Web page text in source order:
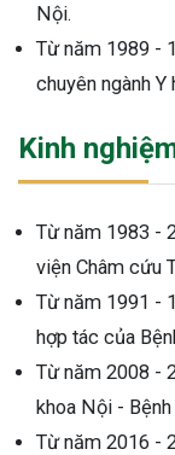
Nội.
Từ năm 1989 -
chuyên ngành
Kinh
Từ năm 1983 -
viện Châm cứu
Từ năm 1991 -
hợp tác của
Từ năm 2008 -
khoa Nội -
Từ năm 2016 -